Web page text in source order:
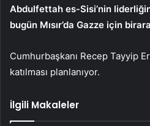
Abdulfettah es-Sisi’nin
bugün Mısır’da Gazze için
Cumhurbaşkanı Recep Tayyip
katılması planlanıyor.
İlgili Makaleler